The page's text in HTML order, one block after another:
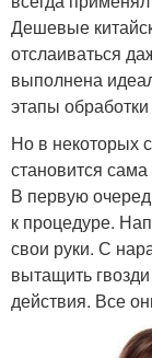
Дешевые
отслаиваться
выполнена
этапы
Но в некоторых
становится
В первую
к процедуре.
свои руки. С
вытащить
действия. Все